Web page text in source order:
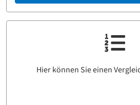
Hier können Sie einen